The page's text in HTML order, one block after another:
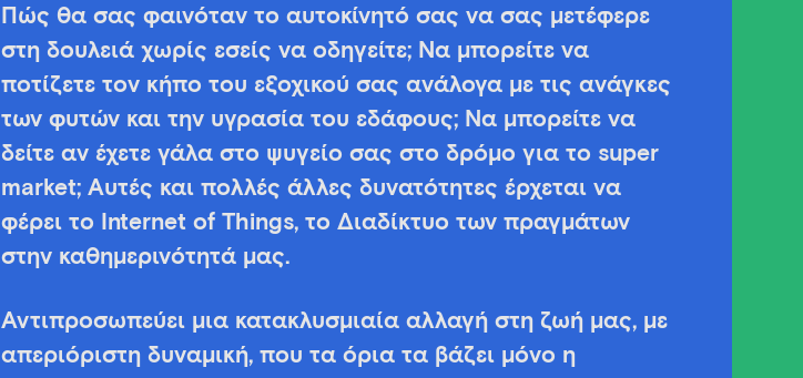
Πώς θα σας φαινόταν το αυτοκίνητό σας να σας μετέφερε
στη δουλειά χωρίς εσείς να οδηγείτε; Να μπορείτε να
ποτίζετε τον κήπο του εξοχικού σας ανάλογα με τις ανάγκες
των φυτών και την υγρασία του εδάφους; Να μπορείτε να
δείτε αν έχετε γάλα στο ψυγείο σας στο δρόμο για το super
market; Αυτές και πολλές άλλες δυνατότητες έρχεται να
φέρει το Internet of Things, το Διαδίκτυο των πραγμάτων
στην καθημερινότητά μας.
Αντιπροσωπεύει μια κατακλυσμιαία αλλαγή στη ζωή μας, με
απεριόριστη δυναμική, που τα όρια τα βάζει μόνο η